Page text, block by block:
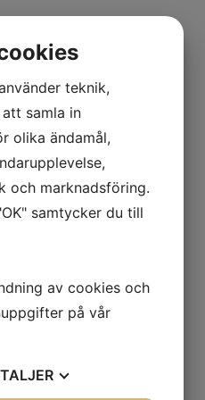
teknik,
samla in
olika ändamål,
och marknadsföring.
samtycker du till
av cookies och
på vår